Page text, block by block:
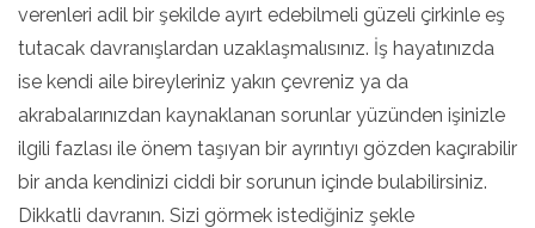
verenleri adil bir şekilde ayırt edebilmeli güzeli çirkinle eş
tutacak davranışlardan uzaklaşmalısınız. İş hayatınızda
ise kendi aile bireyleriniz yakın çevreniz ya da
akrabalarınızdan kaynaklanan sorunlar yüzünden işinizle
ilgili fazlası ile önem taşıyan bir ayrıntıyı gözden kaçırabilir
bir anda kendinizi ciddi bir sorunun içinde bulabilirsiniz.
Dikkatli davranın. Sizi görmek istediğiniz şekle